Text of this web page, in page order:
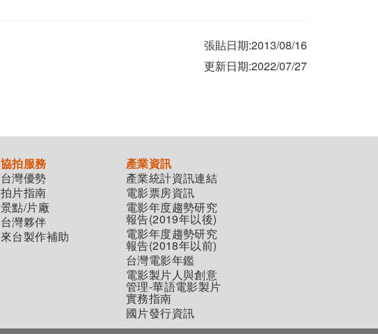
張貼日期:2013/08/16
更新日期:2022/07/27
協拍服務
台灣優勢
拍片指南
景點/片廠
台灣夥伴
來台製作補助
產業資訊
產業統計資訊連結
電影票房資訊
電影年度趨勢研究
報告(2019年以後)
電影年度趨勢研究
報告(2018年以前)
台灣電影年鑑
電影製片人與創意
管理-華語電影製片
實務指南
國片發行資訊